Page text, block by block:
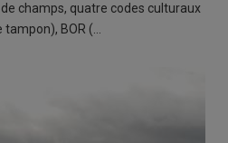
champs, quatre codes culturaux
BOR (…